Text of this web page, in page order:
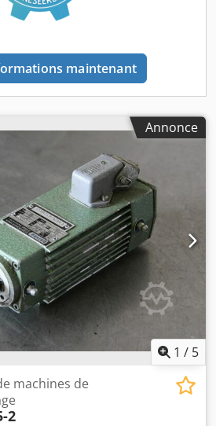
maintenant
Annonce
1 / 5
machines de
2